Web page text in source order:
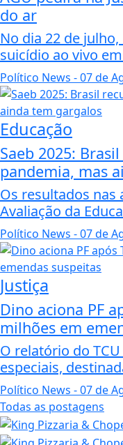
do ar
No dia 22 de
suicídio ao vivo
Político News - 07 de
Educação
Saeb 2025:
pandemia, mas
Os resultados nas
Avaliação da
Político News - 07 de
Justiça
Dino aciona PF
milhões em
O relatório do
especiais,
Político News - 07 de
Todas as postagens